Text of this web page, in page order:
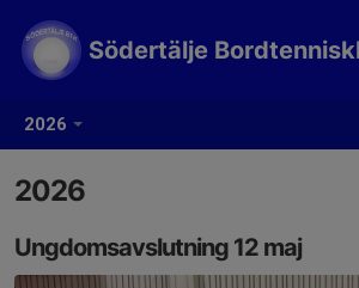
2026
Södertälje
2026
Ungdomsavslutning 12 maj